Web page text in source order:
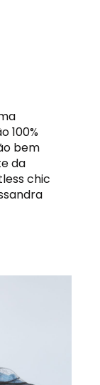
100%
bem
da
chic